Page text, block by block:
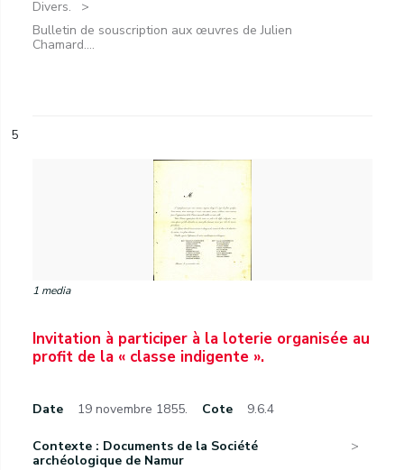
Divers.
Bulletin de souscription aux œuvres de Julien
Chamard....
5
1 media
Invitation à participer à la loterie organisée au
profit de la « classe indigente ».
Date 19 novembre 1855. Cote 9.6.4
Contexte : Documents de la Société
archéologique de Namur